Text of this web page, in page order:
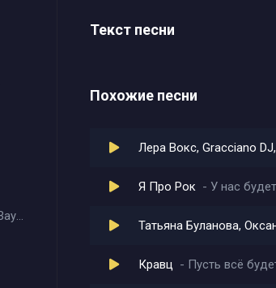
Adilet Zhaugashar, Alisher Bayniyazov
Текст песни
Похожие песни
Лера Вокс, Gracciano
Я Про Рок У нас
Кравц Пусть всё